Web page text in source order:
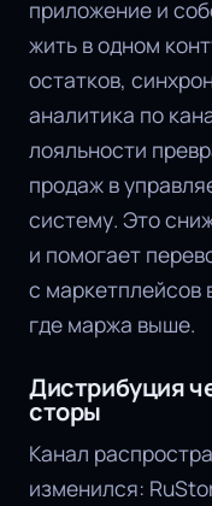
приложение и
жить в одном
остатков,
аналитика по
лояльности
продаж в
систему. Это
и помогает
с маркетплейсов
где маржа выше.
Дистрибуция
сторы
Канал
изменился: